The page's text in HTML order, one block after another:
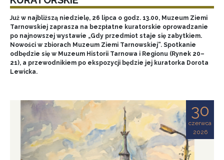
Już w najbliższą niedzielę, 26 lipca o godz. 13.00, Muzeum Ziemi
Tarnowskiej zaprasza na bezpłatne kuratorskie oprowadzanie
po najnowszej wystawie „Gdy przedmiot staje się zabytkiem.
Nowości w zbiorach Muzeum Ziemi Tarnowskiej”. Spotkanie
odbędzie się w Muzeum Historii Tarnowa i Regionu (Rynek 20–
21), a przewodnikiem po ekspozycji będzie jej kuratorka Dorota
Lewicka.
30
czerwca
2026